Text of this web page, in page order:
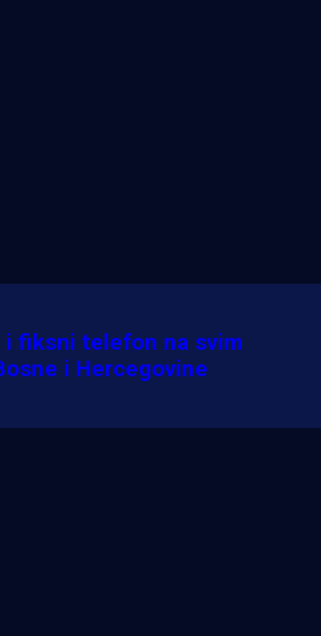
fiksni telefon na svim
i Hercegovine